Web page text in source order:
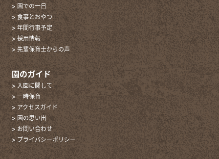
> 園での一日
> 食事とおやつ
> 年間行事予定
> 採用情報
> 先輩保育士からの声
園のガイド
> 入園に関して
> 一時保育
> アクセスガイド
> 園の思い出
> お問い合わせ
> プライバシーポリシー